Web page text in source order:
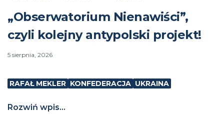
„Obserwatorium Nienawiści”,
czyli kolejny antypolski projekt!
5 sierpnia, 2026
RAFAŁ MEKLER KONFEDERACJA UKRAINA
Rozwiń wpis...